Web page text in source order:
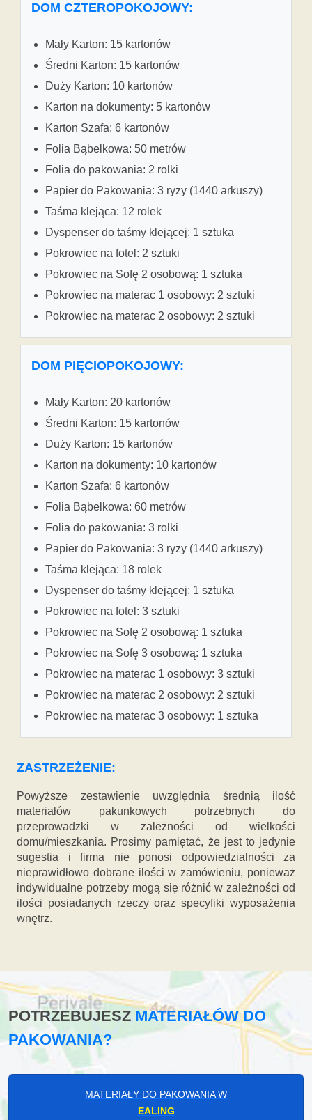
DOM CZTEROPOKOJOWY:
Mały Karton: 15 kartonów
Średni Karton: 15 kartonów
Duży Karton: 10 kartonów
Karton na dokumenty: 5 kartonów
Karton Szafa: 6 kartonów
Folia Bąbelkowa: 50 metrów
Folia do pakowania: 2 rolki
Papier do Pakowania: 3 ryzy (1440 arkuszy)
Taśma klejąca: 12 rolek
Dyspenser do taśmy klejącej: 1 sztuka
Pokrowiec na fotel: 2 sztuki
Pokrowiec na Sofę 2 osobową: 1 sztuka
Pokrowiec na materac 1 osobowy: 2 sztuki
Pokrowiec na materac 2 osobowy: 2 sztuki
DOM PIĘCIOPOKOJOWY:
Mały Karton: 20 kartonów
Średni Karton: 15 kartonów
Duży Karton: 15 kartonów
Karton na dokumenty: 10 kartonów
Karton Szafa: 6 kartonów
Folia Bąbelkowa: 60 metrów
Folia do pakowania: 3 rolki
Papier do Pakowania: 3 ryzy (1440 arkuszy)
Taśma klejąca: 18 rolek
Dyspenser do taśmy klejącej: 1 sztuka
Pokrowiec na fotel: 3 sztuki
Pokrowiec na Sofę 2 osobową: 1 sztuka
Pokrowiec na Sofę 3 osobową: 1 sztuka
Pokrowiec na materac 1 osobowy: 3 sztuki
Pokrowiec na materac 2 osobowy: 2 sztuki
Pokrowiec na materac 3 osobowy: 1 sztuka
ZASTRZEŻENIE:
Powyższe zestawienie uwzględnia średnią ilość
materiałów pakunkowych potrzebnych do
przeprowadzki w zależności od wielkości
domu/mieszkania. Prosimy pamiętać, że jest to jedynie
sugestia i firma nie ponosi odpowiedzialności za
nieprawidłowo dobrane ilości w zamówieniu, ponieważ
indywidualne potrzeby mogą się różnić w zależności od
ilości posiadanych rzeczy oraz specyfiki wyposażenia
wnętrz.
POTRZEBUJESZMATERIAŁÓW DO
PAKOWANIA?
MATERIAŁY DO PAKOWANIA W
EALING